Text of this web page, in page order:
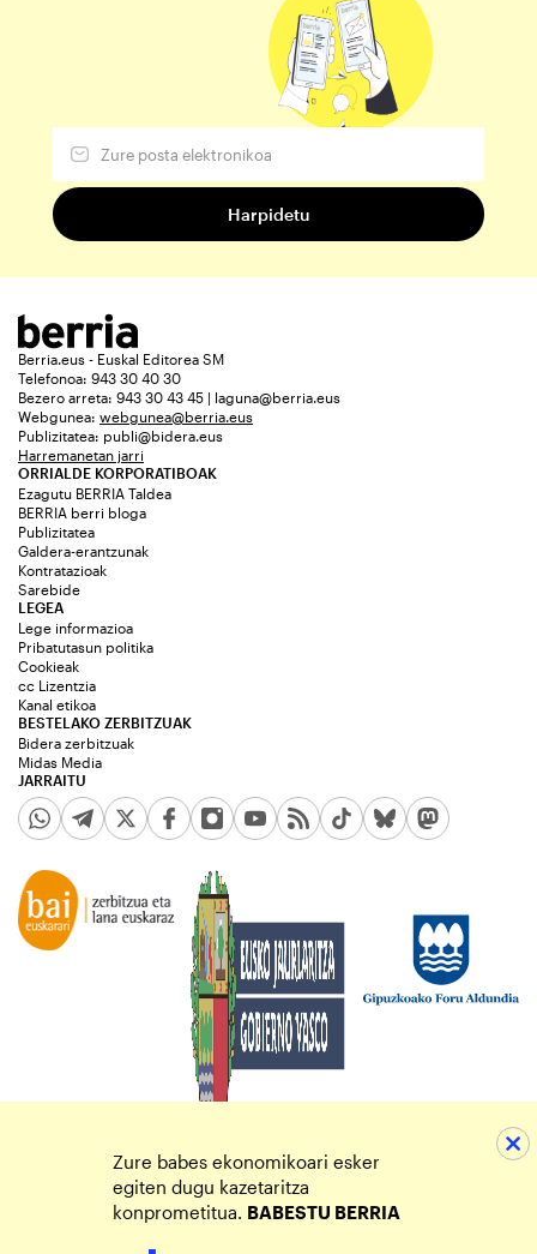
Berria.eus - Euskal Editorea SM
Telefonoa: 943 30 40 30
Bezero arreta: 943 30 43 45 | laguna@berria.eus
Webgunea: webgunea@berria.eus
Publizitatea: publi@bidera.eus
Harremanetan jarri
ORRIALDE KORPORATIBOAK
Ezagutu BERRIA Taldea
BERRIA berri bloga
Publizitatea
Galdera-erantzunak
Kontratazioak
Sarebide
JARRAITU
LEGEA
Lege informazioa
Pribatutasun politika
Cookieak
cc Lizentzia
Kanal etikoa
BESTELAKO ZERBITZUAK
Bidera zerbitzuak
Midas Media
Zure babes ekonomikoari esker
egiten dugu kazetaritza
konprometitua. BABESTU BERRIA